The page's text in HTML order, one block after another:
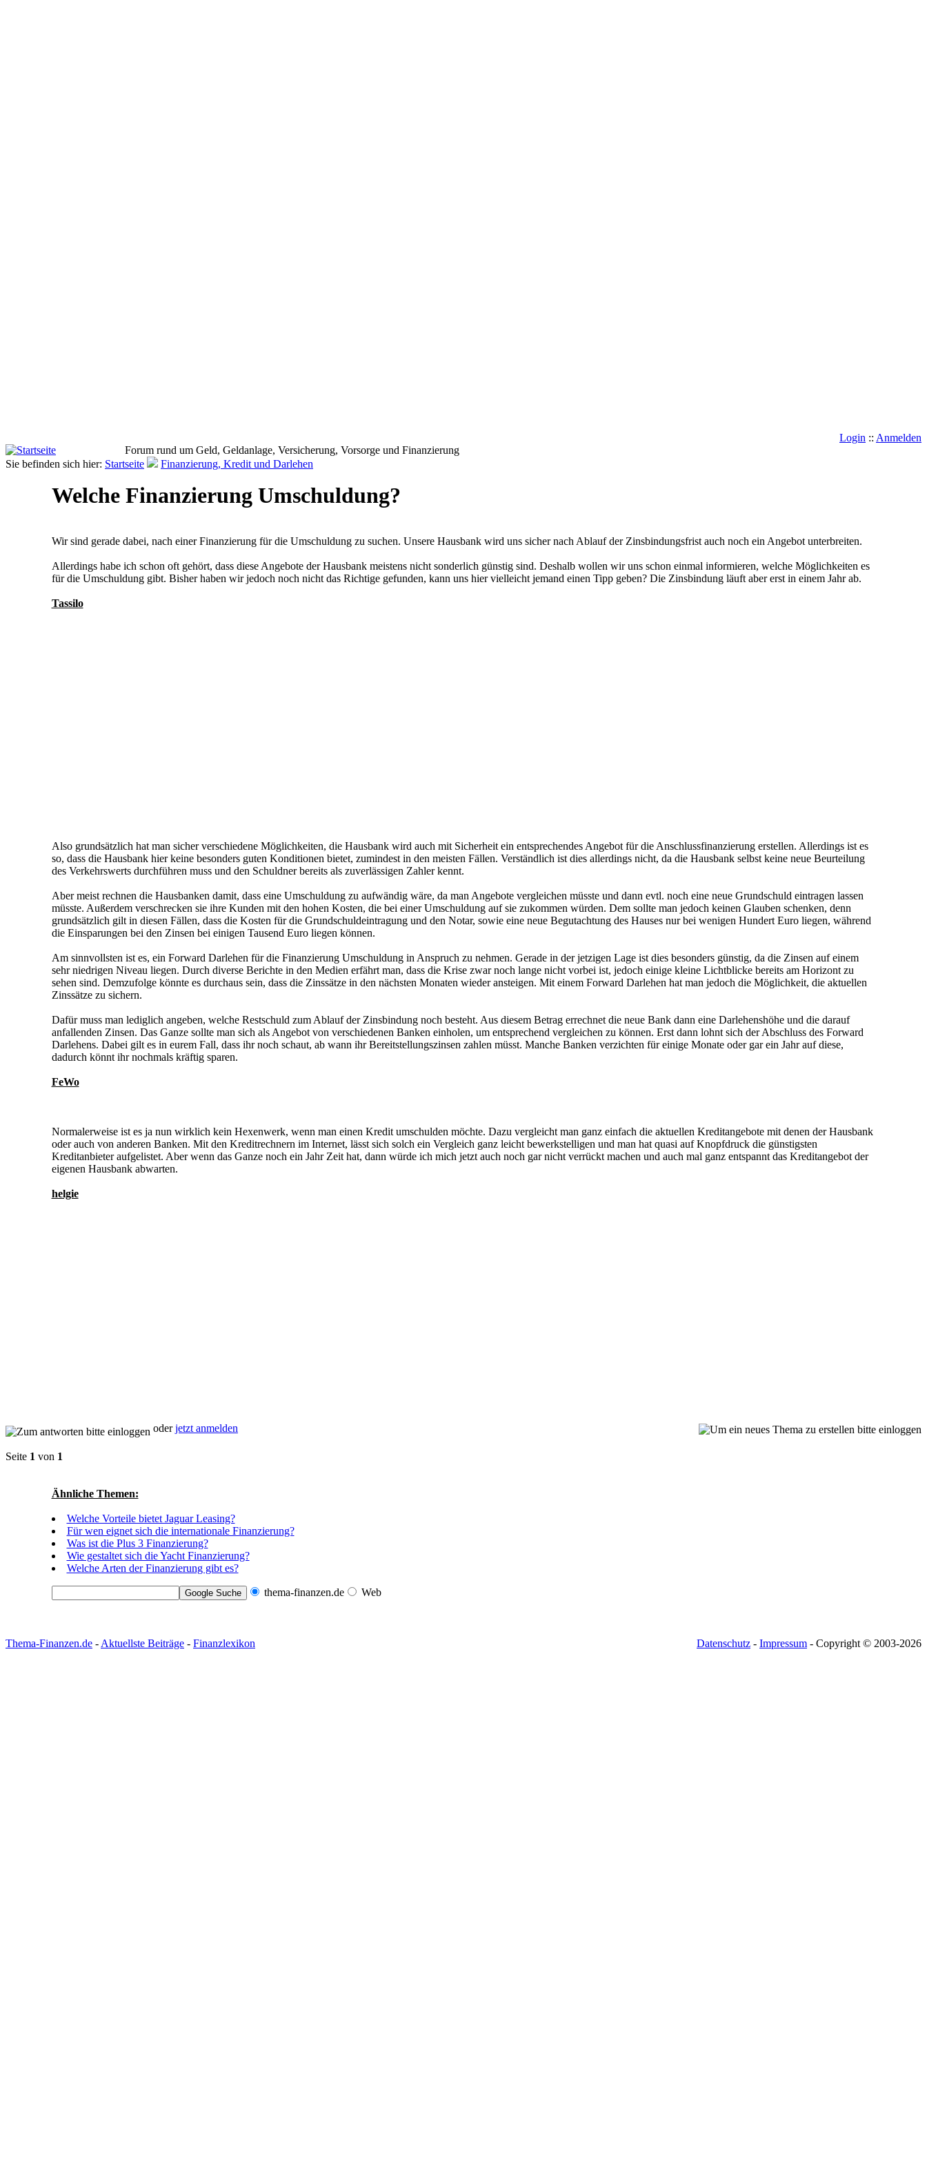
Login :: Anmelden
Forum rund um Geld, Geldanlage, Versicherung, Vorsorge und Finanzierung
Sie befinden sich hier: Startseite Finanzierung, Kredit und Darlehen
Welche Finanzierung Umschuldung?
Wir sind gerade dabei, nach einer Finanzierung für die Umschuldung zu suchen. Unsere Hausbank wird uns sicher nach Ablauf der Zinsbindungsfrist auch noch ein Angebot unterbreiten.
Allerdings habe ich schon oft gehört, dass diese Angebote der Hausbank meistens nicht sonderlich günstig sind. Deshalb wollen wir uns schon einmal informieren, welche Möglichkeiten es
für die Umschuldung gibt. Bisher haben wir jedoch noch nicht das Richtige gefunden, kann uns hier vielleicht jemand einen Tipp geben? Die Zinsbindung läuft aber erst in einem Jahr ab.
Tassilo
Also grundsätzlich hat man sicher verschiedene Möglichkeiten, die Hausbank wird auch mit Sicherheit ein entsprechendes Angebot für die Anschlussfinanzierung erstellen. Allerdings ist es
so, dass die Hausbank hier keine besonders guten Konditionen bietet, zumindest in den meisten Fällen. Verständlich ist dies allerdings nicht, da die Hausbank selbst keine neue Beurteilung
des Verkehrswerts durchführen muss und den Schuldner bereits als zuverlässigen Zahler kennt.
Aber meist rechnen die Hausbanken damit, dass eine Umschuldung zu aufwändig wäre, da man Angebote vergleichen müsste und dann evtl. noch eine neue Grundschuld eintragen lassen
müsste. Außerdem verschrecken sie ihre Kunden mit den hohen Kosten, die bei einer Umschuldung auf sie zukommen würden. Dem sollte man jedoch keinen Glauben schenken, denn
grundsätzlich gilt in diesen Fällen, dass die Kosten für die Grundschuldeintragung und den Notar, sowie eine neue Begutachtung des Hauses nur bei wenigen Hundert Euro liegen, während
die Einsparungen bei den Zinsen bei einigen Tausend Euro liegen können.
Am sinnvollsten ist es, ein Forward Darlehen für die Finanzierung Umschuldung in Anspruch zu nehmen. Gerade in der jetzigen Lage ist dies besonders günstig, da die Zinsen auf einem
sehr niedrigen Niveau liegen. Durch diverse Berichte in den Medien erfährt man, dass die Krise zwar noch lange nicht vorbei ist, jedoch einige kleine Lichtblicke bereits am Horizont zu
sehen sind. Demzufolge könnte es durchaus sein, dass die Zinssätze in den nächsten Monaten wieder ansteigen. Mit einem Forward Darlehen hat man jedoch die Möglichkeit, die aktuellen
Zinssätze zu sichern.
Dafür muss man lediglich angeben, welche Restschuld zum Ablauf der Zinsbindung noch besteht. Aus diesem Betrag errechnet die neue Bank dann eine Darlehenshöhe und die darauf
anfallenden Zinsen. Das Ganze sollte man sich als Angebot von verschiedenen Banken einholen, um entsprechend vergleichen zu können. Erst dann lohnt sich der Abschluss des Forward
Darlehens. Dabei gilt es in eurem Fall, dass ihr noch schaut, ab wann ihr Bereitstellungszinsen zahlen müsst. Manche Banken verzichten für einige Monate oder gar ein Jahr auf diese,
dadurch könnt ihr nochmals kräftig sparen.
FeWo
Normalerweise ist es ja nun wirklich kein Hexenwerk, wenn man einen Kredit umschulden möchte. Dazu vergleicht man ganz einfach die aktuellen Kreditangebote mit denen der Hausbank
oder auch von anderen Banken. Mit den Kreditrechnern im Internet, lässt sich solch ein Vergleich ganz leicht bewerkstelligen und man hat quasi auf Knopfdruck die günstigsten
Kreditanbieter aufgelistet. Aber wenn das Ganze noch ein Jahr Zeit hat, dann würde ich mich jetzt auch noch gar nicht verrückt machen und auch mal ganz entspannt das Kreditangebot der
eigenen Hausbank abwarten.
helgie
oderjetzt anmelden
Seite 1 von 1
Ähnliche Themen:
Welche Vorteile bietet Jaguar Leasing?
Für wen eignet sich die internationale Finanzierung?
Was ist die Plus 3 Finanzierung?
Wie gestaltet sich die Yacht Finanzierung?
Welche Arten der Finanzierung gibt es?
thema-finanzen.de Web
Thema-Finanzen.de - Aktuellste Beiträge - Finanzlexikon Datenschutz - Impressum - Copyright © 2003-2026